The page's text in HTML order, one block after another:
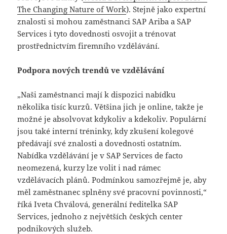
The Changing Nature of Work). Stejně jako expertní
znalosti si mohou zaměstnanci SAP Ariba a SAP
Services i tyto dovednosti osvojit a trénovat
prostřednictvím firemního vzdělávání.
Podpora nových trendů ve vzdělávání
„Naši zaměstnanci mají k dispozici nabídku
několika tisíc kurzů. Většina jich je online, takže je
možné je absolvovat kdykoliv a kdekoliv. Populární
jsou také interní tréninky, kdy zkušení kolegové
předávají své znalosti a dovednosti ostatním.
Nabídka vzdělávání je v SAP Services de facto
neomezená, kurzy lze volit i nad rámec
vzdělávacích plánů. Podmínkou samozřejmě je, aby
měl zaměstnanec splněny své pracovní povinnosti,“
říká Iveta Chválová, generální ředitelka SAP
Services, jednoho z největších českých center
podnikových služeb.